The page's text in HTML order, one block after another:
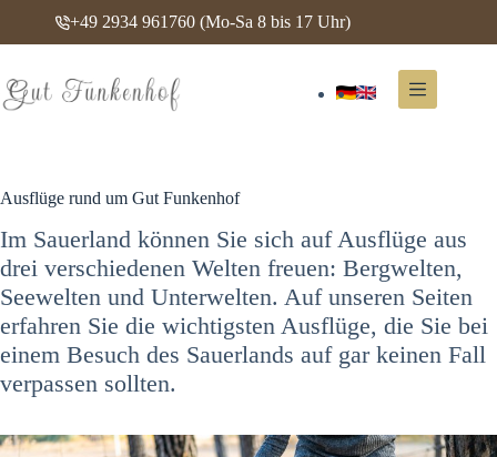
springen
Keine
Ergebnisse
Hotel
&
Erlebnisse
Kontakt
+49 2934 961760 (Mo-Sa 8 bis 17 Uhr)
Ausflüge rund um Gut Funkenhof
Im Sauerland können Sie sich auf Ausflüge aus
drei verschiedenen Welten freuen: Bergwelten,
Seewelten und Unterwelten. Auf unseren Seiten
erfahren Sie die wichtigsten Ausflüge, die Sie bei
einem Besuch des Sauerlands auf gar keinen Fall
verpassen sollten.